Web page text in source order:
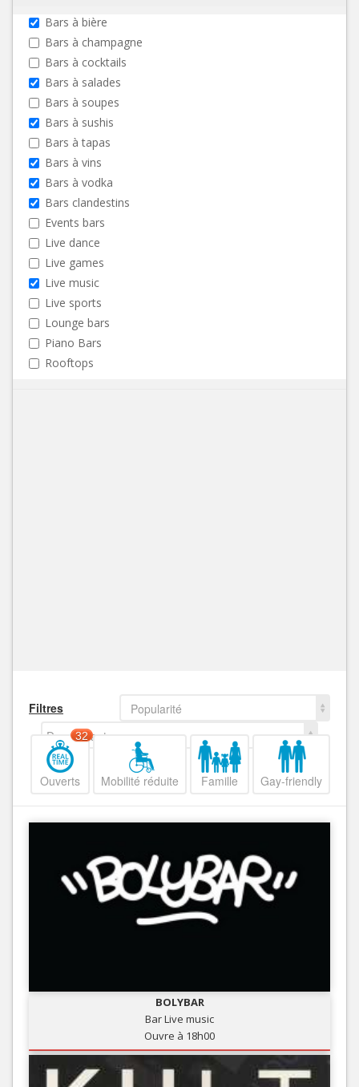
Bars à bière
Bars à champagne
Bars à cocktails
Bars à salades
Bars à soupes
Bars à sushis
Bars à tapas
Bars à vins
Bars à vodka
Bars clandestins
Events bars
Live dance
Live games
Live music
Live sports
Lounge bars
Piano Bars
Rooftops
Filtres
Popularité
Decroissant
Ouverts
32
Mobilité réduite Famille Gay-friendly
BOLYBAR
Bar Live music
Ouvre à 18h00